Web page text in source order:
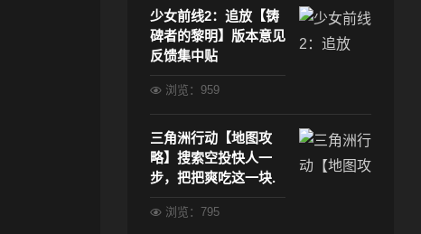
少女前线2：追放【铸
碑者的黎明】版本意见
反馈集中贴
浏览：959
三角洲行动【地图攻
略】搜索空投快人一
步，把把爽吃这一块.
浏览：795